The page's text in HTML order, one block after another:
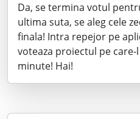
Da, se termina votul
ultima suta, se aleg cele
finala! Intra repejor pe
voteaza proiectul pe
minute! Hai!